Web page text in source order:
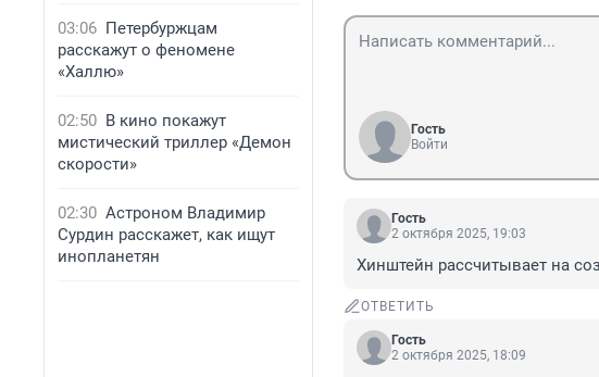
03:06 Петербуржцам
расскажут о феномене
«Халлю»
02:50 В кино покажут
мистический триллер «Демон
скорости»
02:30 Астроном Владимир
Сурдин расскажет, как ищут
инопланетян
Гость
Войти
Гость
2 октября 2025, 19:03
Хинштейн рассчитывает на
ОТВЕТИТЬ
Гость
2 октября 2025, 18:09